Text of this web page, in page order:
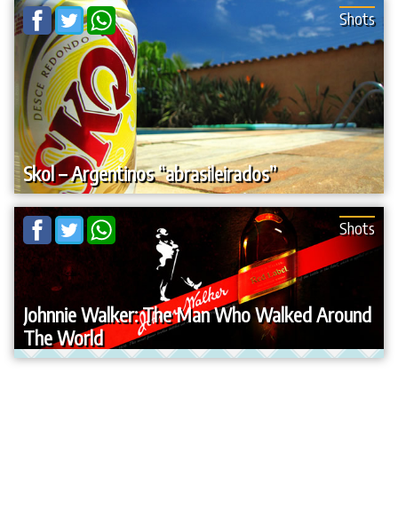
Skol – Argentinos “abrasileirados”
Shots
Johnnie Walker: The Man Who Walked Around
The World
Shots